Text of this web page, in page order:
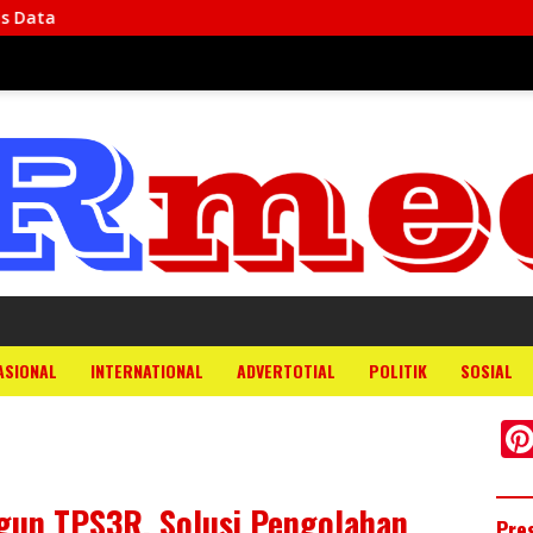
INTERNATIONAL ADVERTOTIAL POLITIK SOSIAL
TPS3R, Solusi Pengolahan